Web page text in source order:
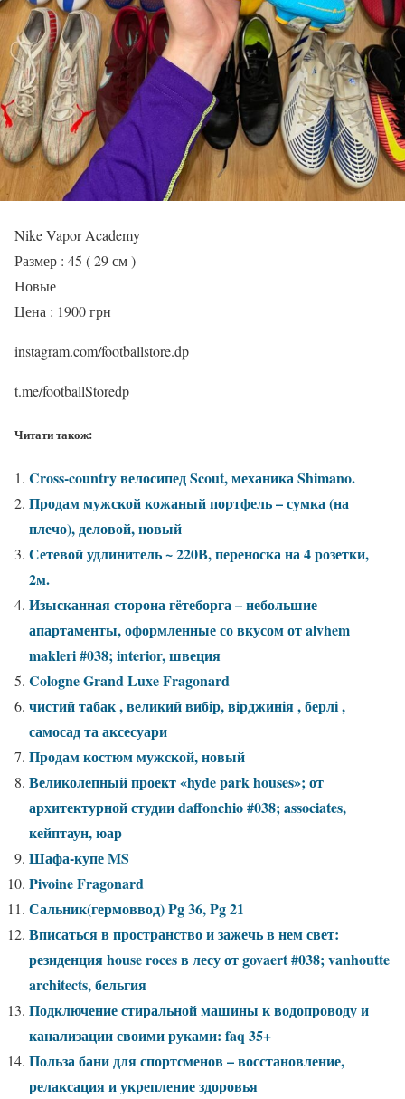
Nike Vapor Academy
Размер : 45 ( 29 см )
Новые
Цена : 1900 грн
instagram.com/footballstore.dp
t.me/footballStoredp
Читати також:
Cross-country велосипед Scout, механика Shimano.
Продам мужской кожаный портфель – сумка (на
плечо), деловой, новый
Сетевой удлинитель ~ 220В, переноска на 4 розетки,
2м.
Изысканная сторона гётеборга – небольшие
апартаменты, оформленные со вкусом от alvhem
makleri #038; interior, швеция
Cologne Grand Luxe Fragonard
чистий табак , великий вибір, вірджинія , берлі ,
самосад та аксесуари
Продам костюм мужской, новый
Великолепный проект «hyde park houses»; от
архитектурной студии daffonchio #038; associates,
кейптаун, юар
Шафа-купе MS
Pivoine Fragonard
Сальник(гермоввод) Pg 36, Pg 21
Вписаться в пространство и зажечь в нем свет:
резиденция house roces в лесу от govaert #038; vanhoutte
architects, бельгия
Подключение стиральной машины к водопроводу и
канализации своими руками: faq 35+
Польза бани для спортсменов – восстановление,
релаксация и укрепление здоровья